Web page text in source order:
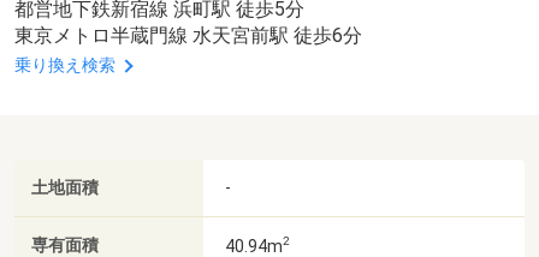
都営地下鉄新宿線 浜町駅 徒歩5分
東京メトロ半蔵門線 水天宮前駅 徒歩6分
乗り換え検索
土地面積 -
専有面積 40.94m2